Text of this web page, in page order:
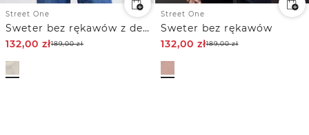
Street One
Sweter bez rękawów z dekoltem w szpic
132,00 zł189,00zł
Street One
Sweter bez rękawów
132,00 zł189,00zł